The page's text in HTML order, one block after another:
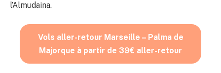
l’Almudaina.
Vols aller-retour Marseille – Palma de
Majorque à partir de 39€ aller-retour